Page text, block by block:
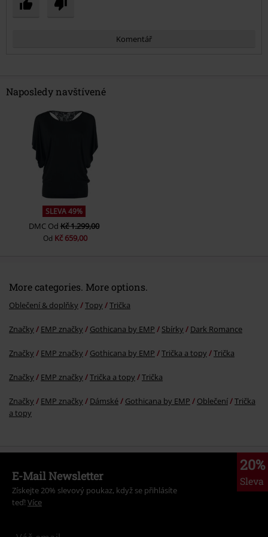
Komentář
Odeslat komentář
Naposledy navštívené
SLEVA 49%
DMC OdKč 1.299,00
Od Kč 659,00
More categories. More options.
Oblečení & doplňky Topy Trička
Značky EMP značky Gothicana by EMP Sbírky Dark Romance
Značky EMP značky Gothicana by EMP Trička a topy Trička
Značky EMP značky Trička a topy Trička
Značky EMP značky Dámské Gothicana by EMP Oblečení
Trička
a topy
20%
Sleva
E-Mail Newsletter
Získejte 20% slevový poukaz, když se přihlásíte
teď! Více